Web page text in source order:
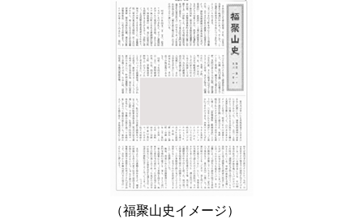
（福聚山史イメージ）